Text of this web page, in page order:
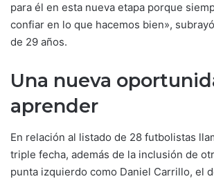
para él en esta nueva etapa porque
confiar en lo que hacemos bien»,
de 29 años.
Una nueva
aprender
En relación al listado de 28 futbolistas
triple fecha, además de la inclusión de
punta izquierdo como Daniel Carrillo, el